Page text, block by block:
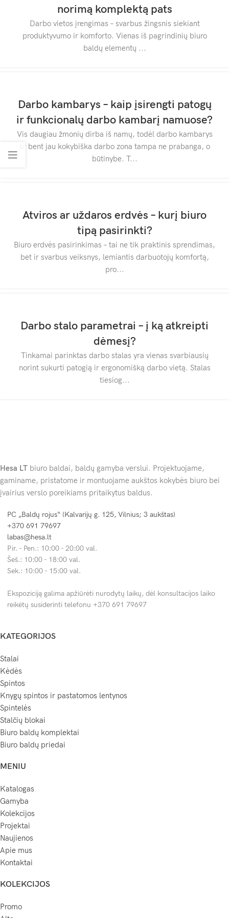
norimą komplektą pats
Darbo vietos įrengimas – svarbus žingsnis siekiant
produktyvumo ir komforto. Vienas iš pagrindinių biuro
baldų elementų ...
Darbo kambarys – kaip įsirengti patogų
ir funkcionalų darbo kambarį namuose?
Vis daugiau žmonių dirba iš namų, todėl darbo kambarys
ar bent jau kokybiška darbo zona tampa ne prabanga, o
būtinybe. T...
Atviros ar uždaros erdvės – kurį biuro
tipą pasirinkti?
Biuro erdvės pasirinkimas – tai ne tik praktinis sprendimas,
bet ir svarbus veiksnys, lemiantis darbuotojų komfortą,
pro...
Darbo stalo parametrai – į ką atkreipti
dėmesį?
Tinkamai parinktas darbo stalas yra vienas svarbiausių
norint sukurti patogią ir ergonomišką darbo vietą. Stalas
tiesiog...
Hesa LT biuro baldai, baldų gamyba verslui. Projektuojame,
gaminame, pristatome ir montuojame aukštos kokybės biuro bei
įvairius verslo poreikiams pritaikytus baldus.
PC „Baldų rojus“ (Kalvarijų g. 125, Vilnius; 3 aukštas)
+370 691 79697
labas@hesa.lt
Pir. - Pen.: 10:00 - 20:00 val.
Šeš.: 10:00 - 18:00 val.
Sek.: 10:00 - 15:00 val.
Ekspoziciją galima apžiūrėti nurodytų laikų, dėl konsultacijos laiko
reikėtų susiderinti telefonu +370 691 79697
KATEGORIJOS
Stalai
Kėdės
Spintos
Knygų spintos ir pastatomos lentynos
Spintelės
Stalčių blokai
Biuro baldų komplektai
Biuro baldų priedai
MENIU
Katalogas
Gamyba
Kolekcijos
Projektai
Naujienos
Apie mus
Kontaktai
KOLEKCIJOS
Promo